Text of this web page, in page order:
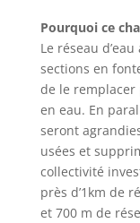
Pourquoi ce
Le réseau
sections en
de le remplacer
en eau. En
seront
usées et
collectivité
près d’1km de
et 700 m de